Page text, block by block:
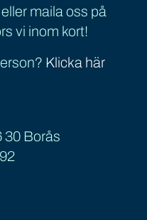
maila oss på
vi inom kort!
Klicka här
30 Borås